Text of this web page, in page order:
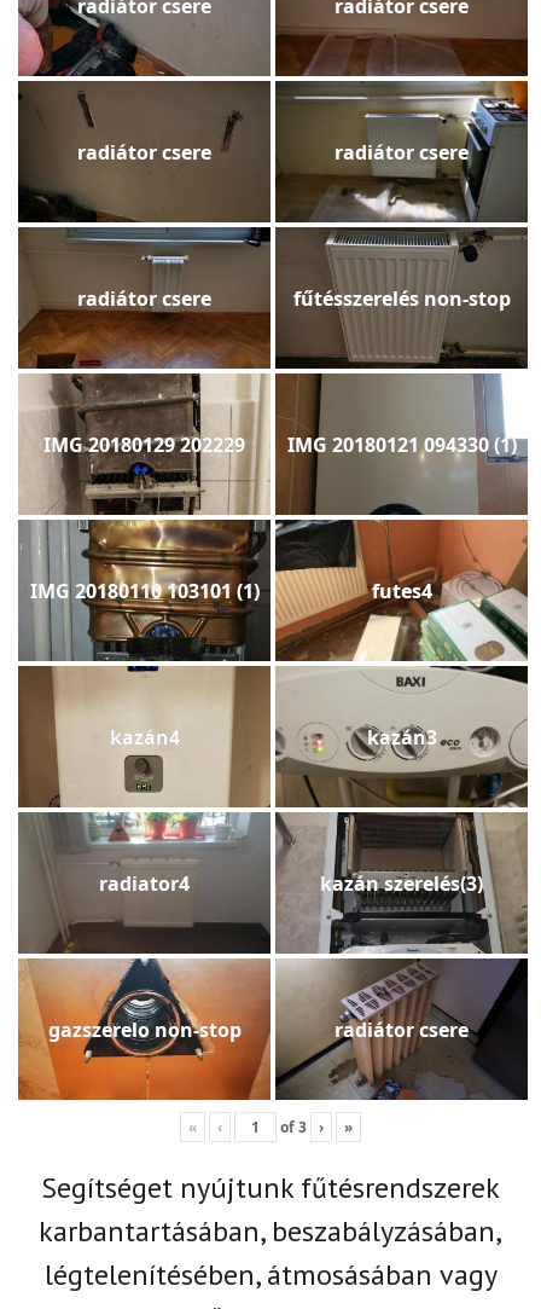
radiátor csere radiátor csere
radiátor csere radiátor csere
radiátor csere fűtésszerelés non-stop
IMG 20180129 202229 IMG 20180121 094330 (1)
IMG 20180110 103101 (1) futes4
kazán4 kazán3
radiator4 kazán szerelés(3)
gazszerelo non-stop radiátor csere
« ‹ of3 › »
Segítséget nyújtunk fűtésrendszerek
karbantartásában, beszabályzásában,
légtelenítésében, átmosásában vagy